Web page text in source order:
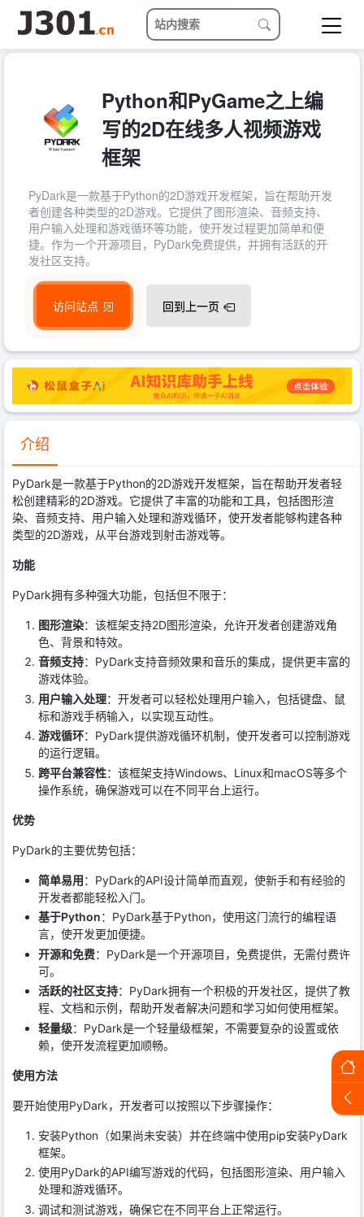
Python和PyGame之上编
写的2D在线多人视频游戏
框架
PyDark是一款基于Python的2D游戏开发框架，旨在帮助开发
者创建各种类型的2D游戏。它提供了图形渲染、音频支持、
用户输入处理和游戏循环等功能，使开发过程更加简单和便
捷。作为一个开源项目，PyDark免费提供，并拥有活跃的开
发社区支持。
访问站点 回到上一页
介绍
PyDark是一款基于Python的2D游戏开发框架，旨在帮助开发者轻
松创建精彩的2D游戏。它提供了丰富的功能和工具，包括图形渲
染、音频支持、用户输入处理和游戏循环，使开发者能够构建各种
类型的2D游戏，从平台游戏到射击游戏等。
功能
PyDark拥有多种强大功能，包括但不限于：
图形渲染：该框架支持2D图形渲染，允许开发者创建游戏角
色、背景和特效。
音频支持：PyDark支持音频效果和音乐的集成，提供更丰富的
游戏体验。
用户输入处理：开发者可以轻松处理用户输入，包括键盘、鼠
标和游戏手柄输入，以实现互动性。
游戏循环：PyDark提供游戏循环机制，使开发者可以控制游戏
的运行逻辑。
跨平台兼容性：该框架支持Windows、Linux和macOS等多个
操作系统，确保游戏可以在不同平台上运行。
优势
PyDark的主要优势包括：
简单易用：PyDark的API设计简单而直观，使新手和有经验的
开发者都能轻松入门。
基于Python：PyDark基于Python，使用这门流行的编程语
言，使开发更加便捷。
开源和免费：PyDark是一个开源项目，免费提供，无需付费许
可。
活跃的社区支持：PyDark拥有一个积极的开发社区，提供了教
程、文档和示例，帮助开发者解决问题和学习如何使用框架。
轻量级：PyDark是一个轻量级框架，不需要复杂的设置或依
赖，使开发流程更加顺畅。
使用方法
要开始使用PyDark，开发者可以按照以下步骤操作：
安装Python（如果尚未安装）并在终端中使用pip安装PyDark
框架。
使用PyDark的API编写游戏的代码，包括图形渲染、用户输入
处理和游戏循环。
调试和测试游戏，确保它在不同平台上正常运行。